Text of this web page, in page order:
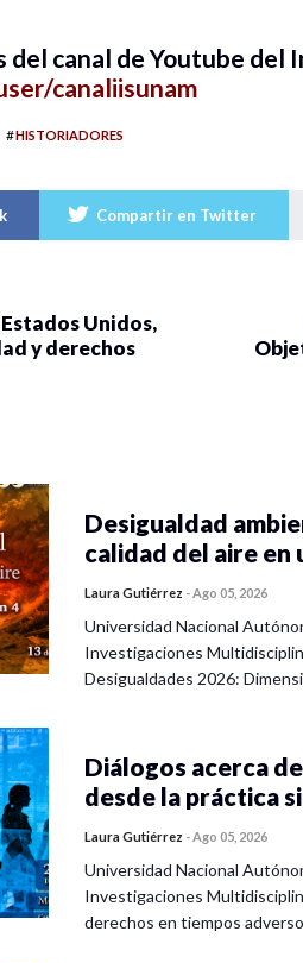
del canal de Youtube del
canaliisunam
#HISTORIADORES
Compartir en Twitter
Unidos,
y derechos
Desigualdad
calidad del aire en
Laura Gutiérrez -Ago 05, 2026
Universidad Nacional
Investigaciones
Desigualdades 2026:
Diálogos acerca
desde la práctica
Laura Gutiérrez -Ago 05, 2026
Universidad Nacional
Investigaciones
derechos en tiempos